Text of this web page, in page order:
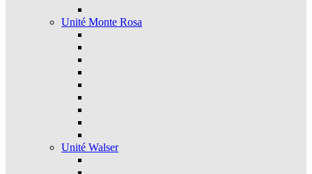
Unité Monte Rosa
Unité Walser